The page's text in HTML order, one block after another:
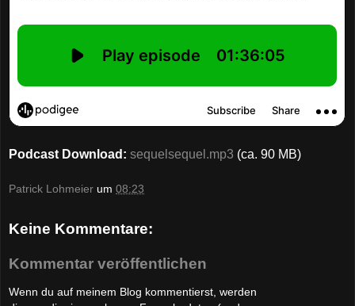
Podcast Download: sequelsequel.mp3 (ca. 90 MB)
Patrick Lohmeier um 08:23
Keine Kommentare:
Kommentar veröffentlichen
Wenn du auf meinem Blog kommentierst, werden